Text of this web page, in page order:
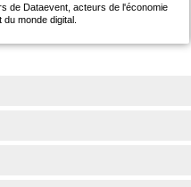
de Dataevent, acteurs de l'économie
du monde digital.